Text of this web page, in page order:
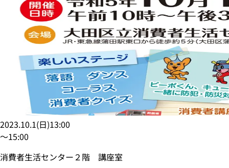
2023.10.1(日)13:00
〜15:00
消費者生活センター２階 講座室